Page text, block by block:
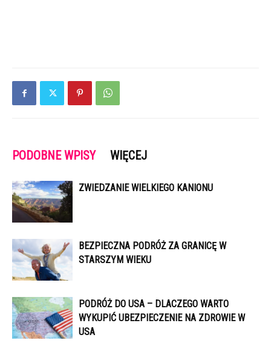
PODOBNE WPISY WIĘCEJ
ZWIEDZANIE WIELKIEGO KANIONU
BEZPIECZNA PODRÓŻ ZA GRANICĘ W
STARSZYM WIEKU
PODRÓŻ DO USA – DLACZEGO WARTO
WYKUPIĆ UBEZPIECZENIE NA ZDROWIE W
USA